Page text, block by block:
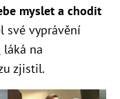
myslet a chodit
své vyprávění
láká na
zjistil.